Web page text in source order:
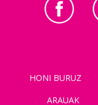
HONI BURUZ
ARAUAK